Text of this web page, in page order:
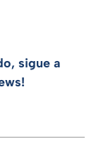
sigue a